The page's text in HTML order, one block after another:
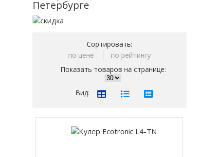
Петербурге
Сортировать:
по цене
по рейтингу
Показать товаров на странице:
Вид: